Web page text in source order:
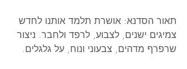
תאור הסדנא: אושרת תלמד אותנו לחדש
צמיגים ישנים, לצבוע, לרפד ולחבר. ניצור
שרפרף מדהים, צבעוני ונוח, על גלגלים.